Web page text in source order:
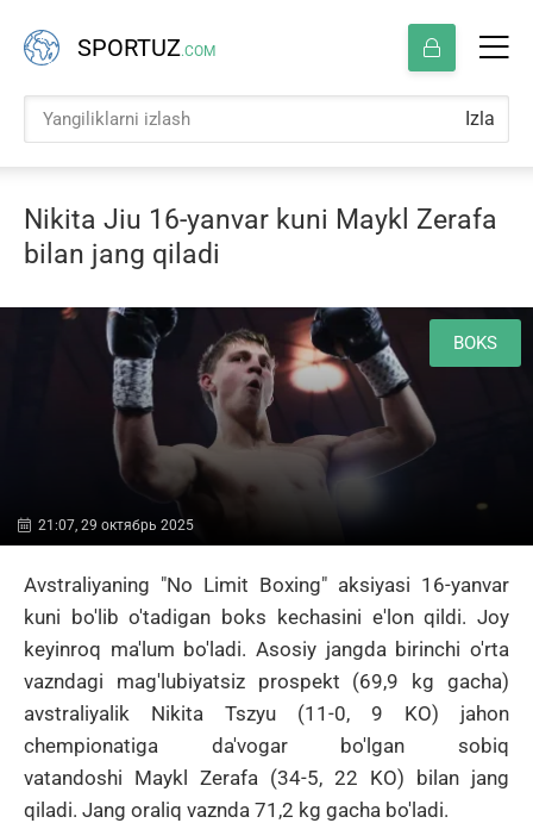
SPORTUZ.COM
Izla
Nikita Jiu 16-yanvar kuni Maykl Zerafa
bilan jang qiladi
BOKS
21:07, 29 октябрь 2025
Avstraliyaning "No Limit Boxing" aksiyasi 16-yanvar
kuni bo'lib o'tadigan boks kechasini e'lon qildi. Joy
keyinroq ma'lum bo'ladi. Asosiy jangda birinchi o'rta
vazndagi mag'lubiyatsiz prospekt (69,9 kg gacha)
avstraliyalik
Nikita Tszyu
(11-0, 9 KO) jahon
chempionatiga da'vogar bo'lgan sobiq
vatandoshi Maykl Zerafa (34-5, 22 KO) bilan jang
qiladi. Jang oraliq vaznda 71,2 kg gacha bo'ladi.